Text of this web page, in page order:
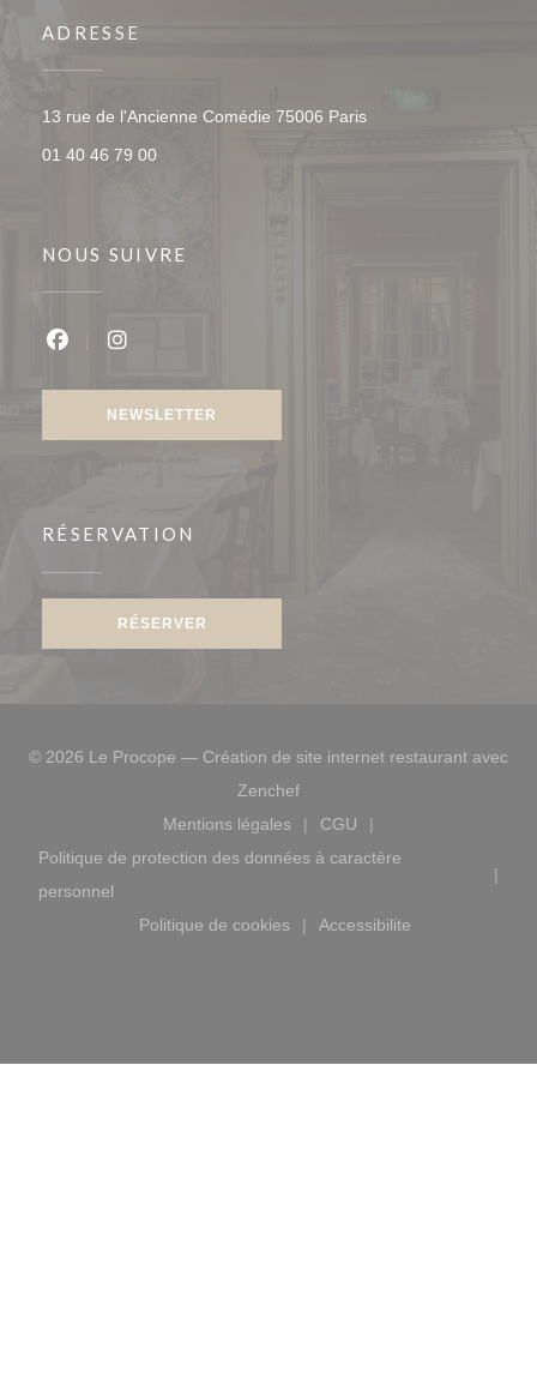
ADRESSE
13 rue de l'Ancienne Comédie 75006 Paris((ouvre une nouvelle
01 40 46 79 00
NOUS SUIVRE
NEWSLETTER
RÉSERVATION
RÉSERVER
© 2026 Le Procope — Création de site internet restaurant avec
Zenchef((ouvre une nouvelle fenêtre))
Mentions légales
((ouvre une nouvelle fenêtre))
CGU
((ouvre une nouvelle
Politique de protection des données à caractère
personnel
((ouvre une nouvelle fenêtre))
Politique de cookies
((ouvre une nouvelle fenêtre))
Accessibilite